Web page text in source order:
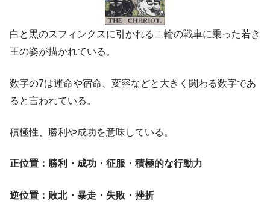
白と黒のスフィンクスに引かれる二輪の戦車に乗った若き
王の姿が描かれている。
数字の7は運命や宿命、変容などと大きく関わる数字であ
ると言われている。
積極性、勝利や成功を意味している。
正位置：勝利・成功・征服・積極的な行動力
逆位置：敗北・暴走・失敗・挫折